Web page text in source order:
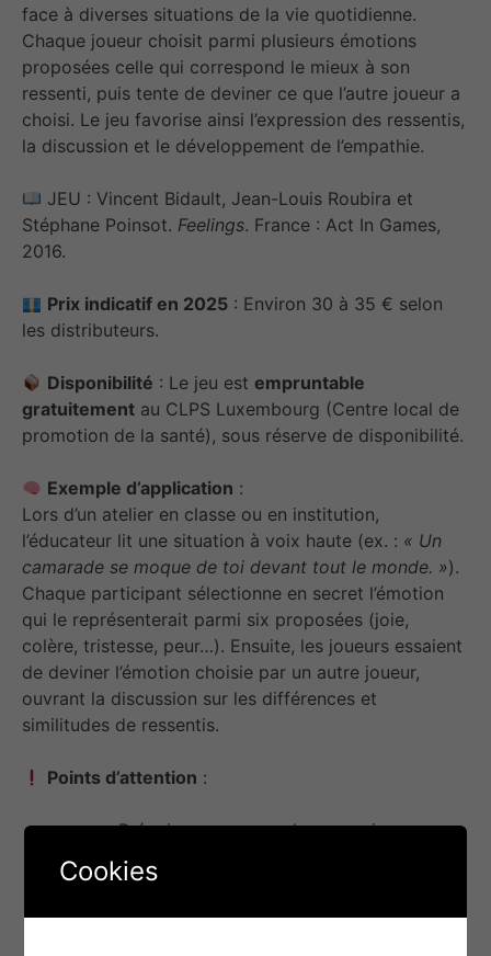
face à diverses situations de la vie quotidienne.
Chaque joueur choisit parmi plusieurs émotions
proposées celle qui correspond le mieux à son
ressenti, puis tente de deviner ce que l’autre joueur a
choisi. Le jeu favorise ainsi l’expression des ressentis,
la discussion et le développement de l’empathie.
JEU : Vincent Bidault, Jean-Louis Roubira et
Stéphane Poinsot. Feelings. France : Act In Games,
2016.
Prix indicatif en 2025 : Environ 30 à 35 € selon
les distributeurs.
Disponibilité : Le jeu estempruntable
gratuitement au CLPS Luxembourg (Centre local de
promotion de la santé), sous réserve de disponibilité.
Exemple d’application :
Lors d’un atelier en classe ou en institution,
l’éducateur lit une situation à voix haute (ex. : « Un
camarade se moque de toi devant tout le monde. »).
Chaque participant sélectionne en secret l’émotion
qui le représenterait parmi six proposées (joie,
colère, tristesse, peur…). Ensuite, les joueurs essaient
de deviner l’émotion choisie par un autre joueur,
ouvrant la discussion sur les différences et
similitudes de ressentis.
Points d’attention :
Prévoir un espace calme pour jouer en
petit groupe (4 à 8 joueurs conseillé).
Veiller à respecter la parole et l’intimité
Cookies